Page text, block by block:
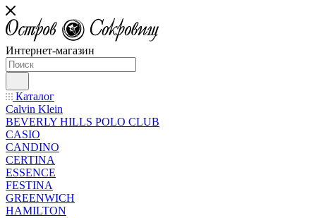
Интернет-магазин
Каталог
Calvin Klein
BEVERLY HILLS POLO CLUB
CASIO
CANDINO
CERTINA
ESSENCE
FESTINA
GREENWICH
HAMILTON